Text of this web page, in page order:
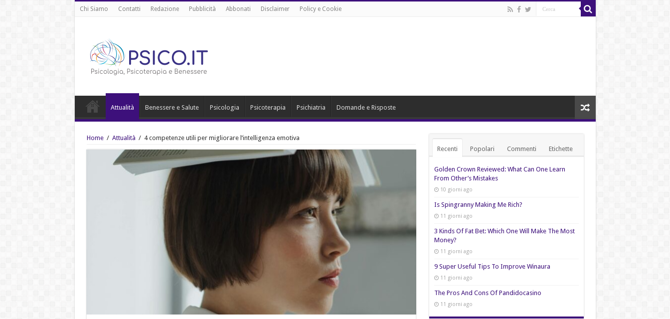
Chi Siamo Contatti Redazione Pubblicità Abbonati Disclaimer Policy e Cookie
Attualità Benessere e Salute Psicologia Psicoterapia Psichiatria Domande e Risposte
Home / Attualità / 4 competenze utili per migliorare l’intelligenza emotiva
Recenti Popolari Commenti Etichette
Golden Crown Reviewed: What Can One Learn
From Other’s Mistakes
10 giorni ago
Is Spingranny Making Me Rich?
11 giorni ago
3 Kinds Of Fat Bet: Which One Will Make The Most
Money?
11 giorni ago
9 Super Useful Tips To Improve Winaura
11 giorni ago
The Pros And Cons Of Pandidocasino
11 giorni ago